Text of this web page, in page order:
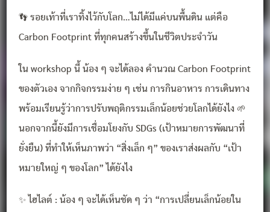
👣 รอยเท้าที่เราทิ้งไว้กับโลก…ไม่ได้มีแค่บนพื้นดิน แต่คือ
Carbon Footprint ที่ทุกคนสร้างขึ้นในชีวิตประจำวัน
ใน workshop นี้ น้อง ๆ จะได้ลอง คำนวณ Carbon Footprint
ของตัวเอง จากกิจกรรมง่าย ๆ เช่น การกินอาหาร การเดินทาง
พร้อมเรียนรู้ว่าการปรับพฤติกรรมเล็กน้อยช่วยโลกได้ยังไง 🌱
นอกจากนี้ยังมีการเชื่อมโยงกับ SDGs (เป้าหมายการพัฒนาที่
ยั่งยืน) ที่ทำให้เห็นภาพว่า “สิ่งเล็ก ๆ” ของเราส่งผลกับ “เป้า
หมายใหญ่ ๆ ของโลก” ได้ยังไง
✨ ไฮไลต์ : น้อง ๆ จะได้เห็นชัด ๆ ว่า “การเปลี่ยนเล็กน้อยใน